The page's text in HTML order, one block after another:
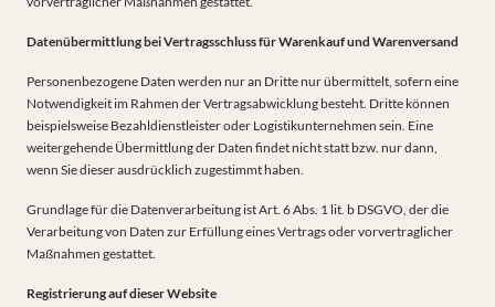
Datenübermittlung bei Vertragsschluss für Warenkauf und Warenversand
Personenbezogene Daten werden nur an Dritte nur übermittelt, sofern eine
Notwendigkeit im Rahmen der Vertragsabwicklung besteht. Dritte können
beispielsweise Bezahldienstleister oder Logistikunternehmen sein. Eine
weitergehende Übermittlung der Daten findet nicht statt bzw. nur dann,
wenn Sie dieser ausdrücklich zugestimmt haben.
Grundlage für die Datenverarbeitung ist Art. 6 Abs. 1 lit. b DSGVO, der die
Verarbeitung von Daten zur Erfüllung eines Vertrags oder vorvertraglicher
Maßnahmen gestattet.
Registrierung auf dieser Website